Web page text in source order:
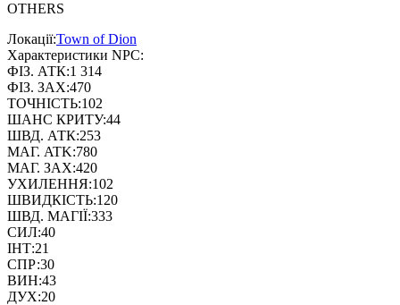
OTHERS
Локації:Town of Dion
Характеристики NPC:
ФІЗ. АТК:1 314
ФІЗ. ЗАХ:470
ТОЧНІСТЬ:102
ШАНС КРИТУ:44
ШВД. АТК:253
MАГ. ATK:780
MАГ. ЗАХ:420
УХИЛЕННЯ:102
ШВИДКІСТЬ:120
ШВД. МАГІЇ:333
СИЛ:40
ІНТ:21
СПР:30
ВИН:43
ДУХ:20